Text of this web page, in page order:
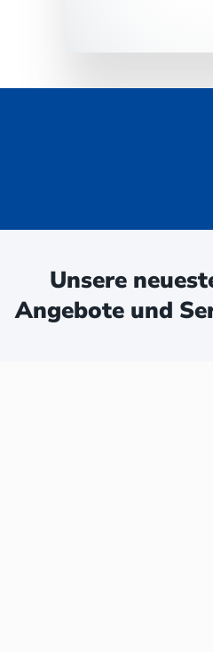
Unsere
Angebote und